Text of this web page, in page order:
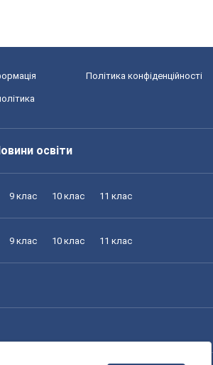
Політика конфіденційності
освіти
9 клас 10 клас 11 клас
9 клас 10 клас 11 клас